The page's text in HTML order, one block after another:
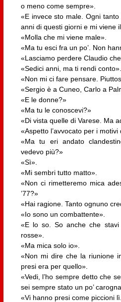
o meno come sempre».
«E invece sto male. Ogni
anni di questi giorni e mi viene
«Molla che mi viene male».
«Ma tu esci fra un po’. Non
«Lasciamo perdere Claudio
«Sedici anni, ma ti rendi conto».
«Non mi ci fare pensare.
«Sergio è a Cuneo, Carlo a
«E le donne?»
«Ma tu le conoscevi?»
«Di vista quelle di Varese. Ma
«Aspetto l’avvocato per i motivi
«Ma tu eri andato
vedevo più?»
«Sì».
«Mi sembri tutto matto».
«Non ci rimetteremo mica
’77?»
«Hai ragione. Tanto ognuno
«Io sono un combattente».
«E lo so. So anche che
rosse».
«Ma mica solo io».
«Non mi dire che la riunione
presi era per quello».
«Vedi, l’ho sempre detto che
sei sempre stato un po’
«Vi hanno presi come piccioni